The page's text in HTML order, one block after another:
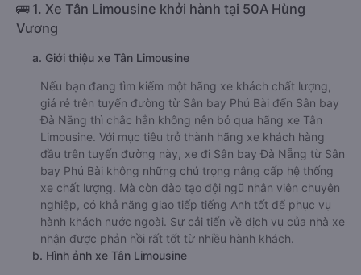
🚌 1. Xe Tân Limousine khởi hành tại 50A Hùng
Vương
a. Giới thiệu xe Tân Limousine
Nếu bạn đang tìm kiếm một hãng xe khách chất lượng,
giá rẻ trên tuyến đường từ Sân bay Phú Bài đến Sân bay
Đà Nẵng thì chắc hẳn không nên bỏ qua hãng xe Tân
Limousine. Với mục tiêu trở thành hãng xe khách hàng
đầu trên tuyến đường này, xe đi Sân bay Đà Nẵng từ Sân
bay Phú Bài không những chú trọng nâng cấp hệ thống
xe chất lượng. Mà còn đào tạo đội ngũ nhân viên chuyên
nghiệp, có khả năng giao tiếp tiếng Anh tốt để phục vụ
hành khách nước ngoài. Sự cải tiến về dịch vụ của nhà xe
nhận được phản hồi rất tốt từ nhiều hành khách.
b. Hình ảnh xe Tân Limousine